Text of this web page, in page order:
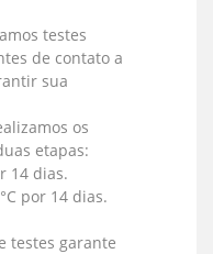
testes
de contato a
sua
os
etapas:
14 dias.
por 14 dias.
testes garante